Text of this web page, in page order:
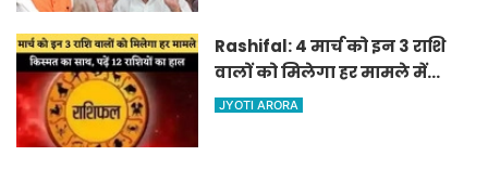
Rashifal: 4 मार्च को इन 3 राशि
वालों को मिलेगा हर मामले में
किस्मत का साथ, पढ़ें 12 राशियों का
JYOTI ARORA